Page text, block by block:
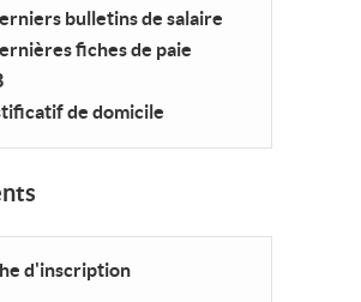
bulletins de salaire
fiches de paie
de domicile
d'inscription